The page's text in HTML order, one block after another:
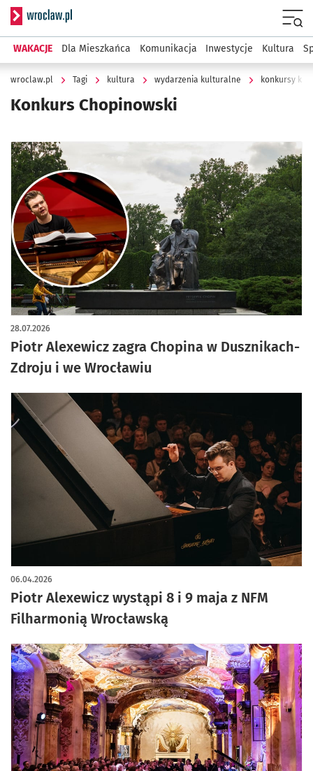
Serwis informacyjny wroclaw.pl
WAKACJE Dla Mieszkańca Komunikacja Inwestycje Kultura
wroclaw.pl Tagi kultura wydarzenia kulturalne konkursy
Konkurs Chopinowski
Piotr Alexewicz zagra Chopina w Dusznikach-
Zdroju i we Wrocławiu
28.07.2026
Piotr Alexewicz wystąpi 8 i 9 maja z NFM
Filharmonią Wrocławską
06.04.2026